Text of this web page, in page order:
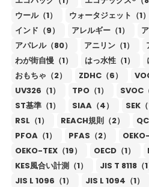
ウール（1）
ウォータジェット（1）
インド（9）
アレルギー（1）
アパレル（80）
アニリン（1）
わが街自慢（1）
はっ水性（1）
おもちゃ（2）
ZDHC（6）
UV326（1）
TPO（1） SVOC（
ST基準（1）
SIAA（4） SEK（
RSL（1）
REACH規則（2）
PFOA（1）
PFAS（2）
OEKO-TEX（19）
OECD（1）
KES風合い計測（1）
JIS T 8118（1
JIS L 1096（1）
JIS L 1094（1）